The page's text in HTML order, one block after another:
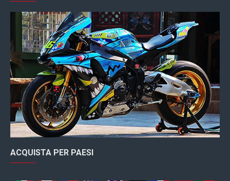
ACQUISTA PER PAESI